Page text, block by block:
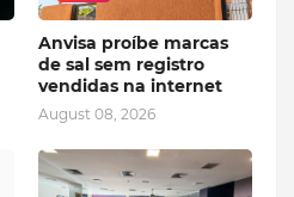
Anvisa proíbe marcas
de sal sem registro
vendidas na internet
August 08, 2026